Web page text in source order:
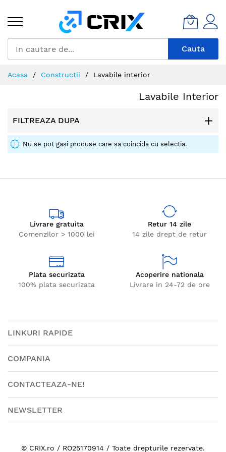
Continut
Cauta
Acasa Constructii Lavabile interior
Lavabile Interior
FILTREAZA DUPA
Nu se pot gasi produse care sa coincida cu selectia.
Livrare gratuita
Comenzilor > 1000 lei
Retur 14 zile
14 zile drept de retur
Plata securizata
100% plata securizata
Acoperire nationala
Livrare in 24-72 de ore
LINKURI RAPIDE
COMPANIA
CONTACTEAZA-NE!
NEWSLETTER
© CRIX.ro / RO25170914 / Toate drepturile rezervate.